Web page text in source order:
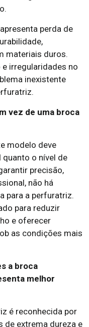
perda de
materiais duros.
irregularidades no
inexistente
vez de uma broca
modelo deve
o nível de
precisão,
não há
para a perfuratriz.
para reduzir
e oferecer
as condições mais
a broca
melhor
é reconhecida por
de extrema dureza e